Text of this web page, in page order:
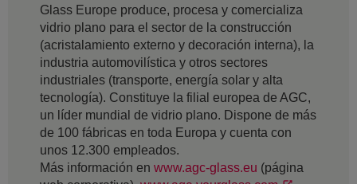
Glass Europe produce, procesa y comercializa
vidrio plano para el sector de la construcción
(acristalamiento externo y decoración interna), la
industria automovilística y otros sectores
industriales (transporte, energía solar y alta
tecnología). Constituye la filial europea de AGC,
un líder mundial de vidrio plano. Dispone de más
de 100 fábricas en toda Europa y cuenta con
unos 12.300 empleados.
Más información en www.agc-glass.eu (página